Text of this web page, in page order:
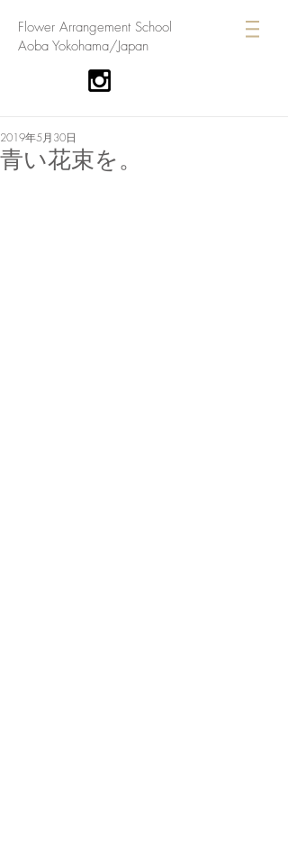
​Flower Arrangement School
Aoba Yokohama/Japan
青い花束を。
2019年5月30日